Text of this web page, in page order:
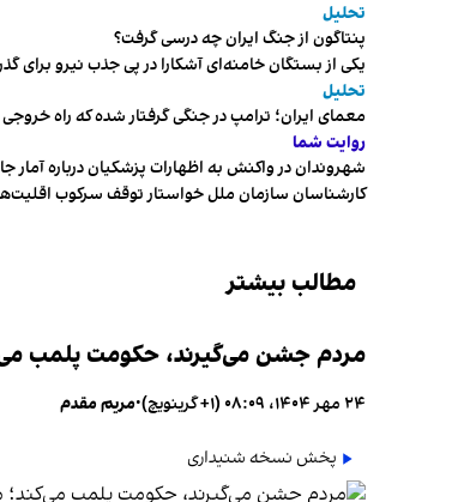
تحلیل
پنتاگون از جنگ ایران چه درسی گرفت؟
یکی از بستگان خامنه‌ای آشکارا در پی جذب نیرو
تحلیل
معمای ایران؛ ترامپ در جنگی گرفتار شده که راه
روایت شما
شهروندان در واکنش به اظهارات پزشکیان درباره آمار
کارشناسان سازمان ملل خواستار توقف سرکوب
مطالب بیشتر
مردم جشن می‌گیرند، حکومت پلمب
۲۴ مهر ۱۴۰۴، ۰۸:۰۹ (‎+۱ گرینویچ) •مریم مقدم
پخش نسخه شنیداری